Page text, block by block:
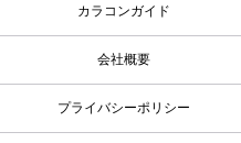
カラコンガイド
会社概要
プライバシーポリシー